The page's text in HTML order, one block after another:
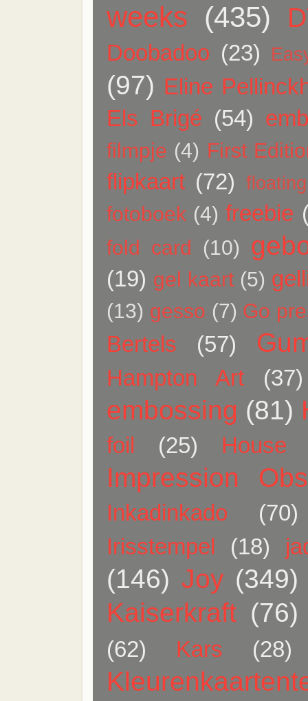
weeks (435)
Doobadoo (23)
(97) Eline
Els Brigé (54)
filmpje (4) First
flipkaart (72)
fotoboek (4) freebie
fold card (10)
(19) gel kaart (5)
(13) gesso (7) Go
Bertels (57)
Hampton Art (37)
embossing (81)
foil (25) House
Impression
Inkadinkado
(70)
Irisstempel
(18)
(146) Joy (349)
Kaiserkraft (76)
(62) Kars (28)